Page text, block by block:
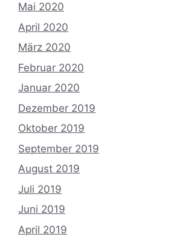
Mai 2020
April 2020
März 2020
Februar 2020
Januar 2020
Dezember 2019
Oktober 2019
September 2019
August 2019
Juli 2019
Juni 2019
April 2019